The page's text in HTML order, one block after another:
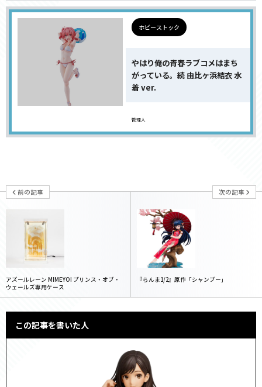
ホビーストック
やはり俺の青春ラブコメはまち
がっている。続 由比ヶ浜結衣 水
着 ver.
管理人
前の記事
アズールレーン MIMEYOI プリンス・オブ・
ウェールズ専用ケース
次の記事
『らんま1/2』原作「シャンプー」
この記事を書いた人